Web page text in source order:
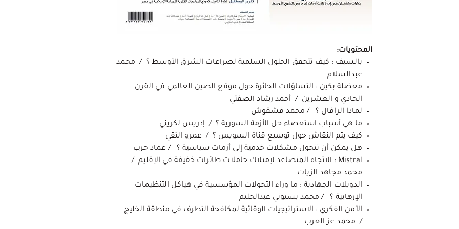
المحتويات:
بالسيف : كيف تتحقق الحلول السلمية لصراعات الشرق الأوسط ؟ / محمد
عبدالسلام
معضلة بكين : التساؤلات الحائرة حول موقع الصين العالمي في القرن
الحادي و العشرين / أحمد رشاد الصفتي
لماذا الرافال ؟ / محمد قشقوش
ما هي أسباب استعصاء حل الأزمة السورية ؟ / إدريس لكريني
كيف يتم النقاش حول توسيع قناة السويس ؟ / عمرو التقي
هل يمكن أن تتحول مشكلات خدمية إلى أزمات سياسية ؟ / عماد حرب
Mistral : الاتجاه المتصاعد لإمتلاك حاملات طائرات خفيفة في الإقليم /
محمد مجاهد الزيات
الدويلات الجهادية : ما وراء التحولات المؤسسية في هياكل التنظيمات
الإرهابية ؟ / محمد بسيوني عبدالحليم
الأمن الفكري : الاستراتيجيات الوقائية لمكافحة التطرف في منطقة الخليج
/ محمد عز العرب